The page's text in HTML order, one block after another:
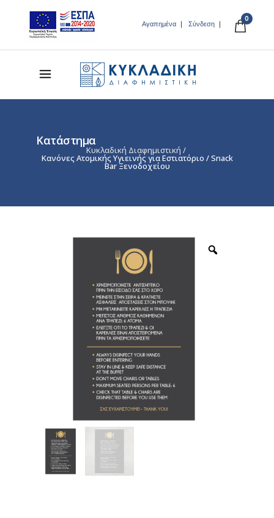
Αγαπημένα Σύνδεση
0
Κατάστημα
Κυκλαδική Διαφημιστική /
Κανόνες Ατομικής Υγιεινής για Eστιατόριο / Snack
Bar Ξενοδοχείου